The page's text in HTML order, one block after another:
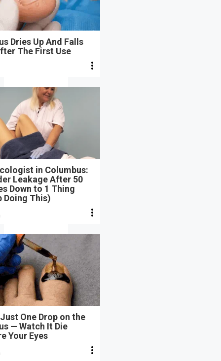
Dries Up And Falls
The First Use
in Columbus:
Leakage After 50
Down to 1 Thing
Doing This)
One Drop on the
— Watch It Die
Your Eyes